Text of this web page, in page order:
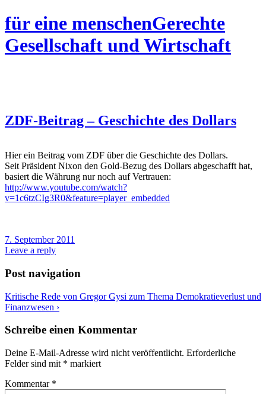
für eine menschenGerechte
Gesellschaft und Wirtschaft
ZDF-Beitrag – Geschichte des Dollars
Hier ein Beitrag vom ZDF über die Geschichte des Dollars.
Seit Präsident Nixon den Gold-Bezug des Dollars abgeschafft hat,
basiert die Währung nur noch auf Vertrauen:
http://www.youtube.com/watch?
v=1c6tzCIg3R0&feature=player_embedded
7. September 2011
Leave a reply
Post navigation
Kritische Rede von Gregor Gysi zum Thema Demokratieverlust und
Finanzwesen ›
Schreibe einen Kommentar
Deine E-Mail-Adresse wird nicht veröffentlicht. Erforderliche
Felder sind mit * markiert
Kommentar *